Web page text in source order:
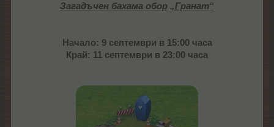
Загадъчен бахама обор „Гранат“
Начало: 9 септември в 15:00 часа
Край: 11 септември в 23:00 часа